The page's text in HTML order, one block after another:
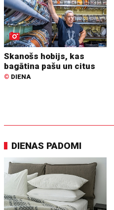
Skanošs hobijs, kas
bagātina pašu un citus
© DIENA
DIENAS PADOMI